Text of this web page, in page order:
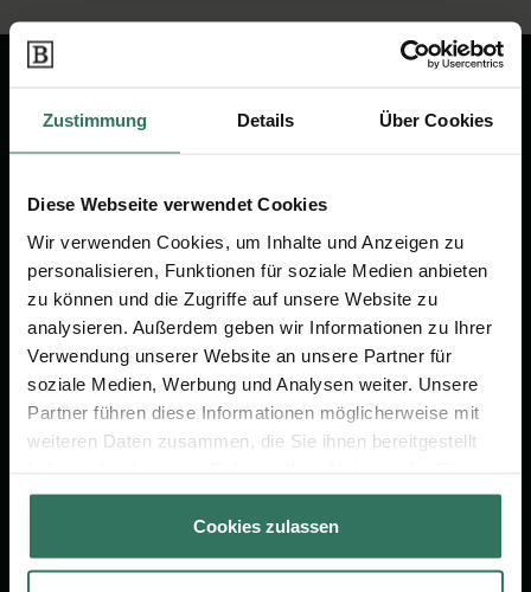
Zustimmung Details Über Cookies
Diese Webseite verwendet Cookies
Wir verwenden Cookies, um Inhalte und Anzeigen zu
personalisieren, Funktionen für soziale Medien anbieten
zu können und die Zugriffe auf unsere Website zu
analysieren. Außerdem geben wir Informationen zu Ihrer
Verwendung unserer Website an unsere Partner für
soziale Medien, Werbung und Analysen weiter. Unsere
Partner führen diese Informationen möglicherweise mit
weiteren Daten zusammen, die Sie ihnen bereitgestellt
gesammelt haben.
Cookies zulassen
Wir sind Ihr Ansprechpartner rund
Vorsorge.
Jetzt beraten lassen
FÜR SIE
Vergleich
Verzeichnis
FÜR BESTATTER
Online-Portal